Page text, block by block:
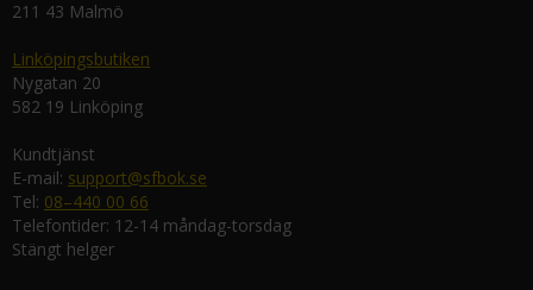
211 43 Malmö
Linköpingsbutiken
Nygatan 20
582 19 Linköping
Kundtjänst
E-mail: support@sfbok.se
Tel: 08–440 00 66
Telefontider: 12-14 måndag-torsdag
Stängt helger